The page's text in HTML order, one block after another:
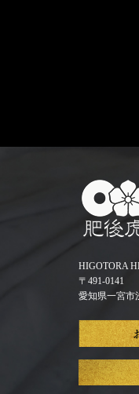
HIGOTORA
〒491-0141
愛知県一宮市